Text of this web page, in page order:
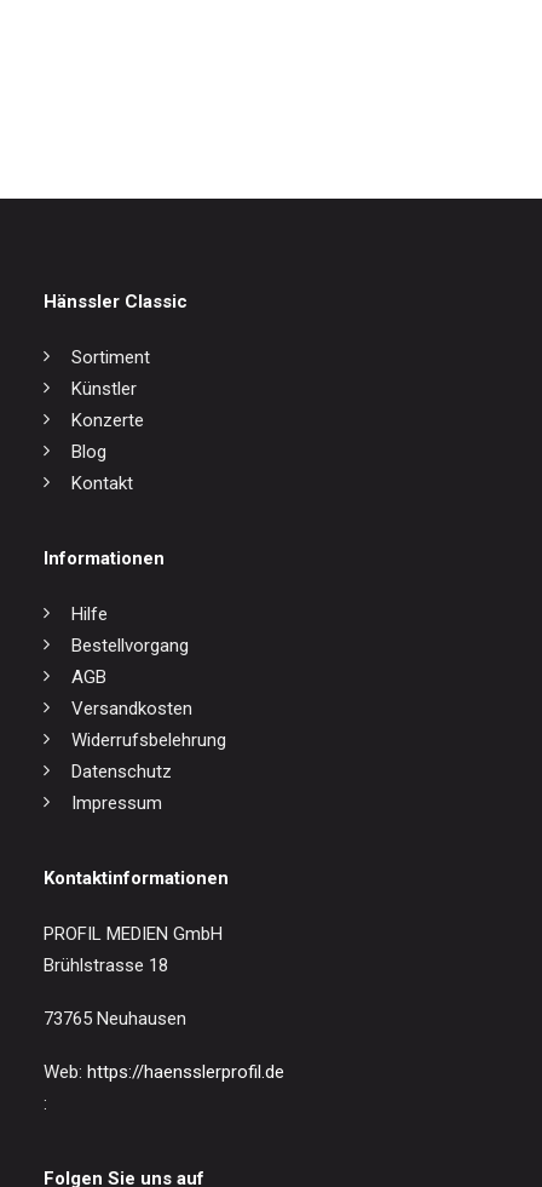
Hänssler Classic
Sortiment
Künstler
Konzerte
Blog
Kontakt
Informationen
Hilfe
Bestellvorgang
AGB
Versandkosten
Widerrufsbelehrung
Datenschutz
Impressum
Kontaktinformationen
PROFIL MEDIEN GmbH
Brühlstrasse 18
73765 Neuhausen
Web: https://haensslerprofil.de
:
Folgen Sie uns auf